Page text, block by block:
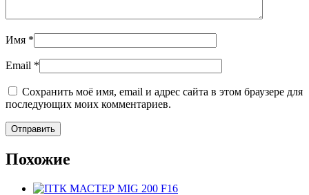
Имя *
Email *
Сохранить моё имя, email и адрес сайта в этом браузере для
последующих моих комментариев.
Похожие